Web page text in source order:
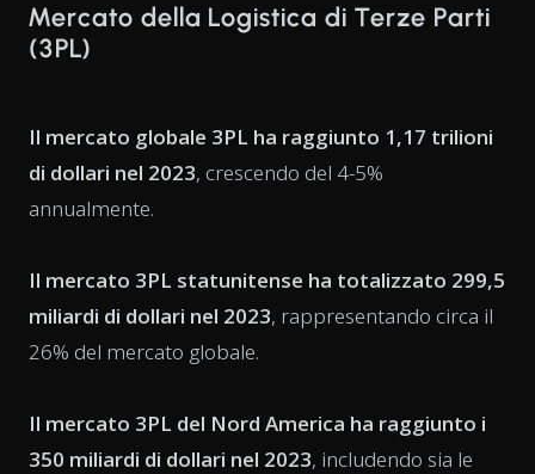
Mercato della Logistica di Terze Parti
(3PL)
Il mercato globale 3PL ha raggiunto 1,17 trilioni
di dollari nel 2023, crescendo del 4-5%
annualmente.
Il mercato 3PL statunitense ha totalizzato 299,5
miliardi di dollari nel 2023, rappresentando circa il
26% del mercato globale.
Il mercato 3PL del Nord America ha raggiunto i
350 miliardi di dollari nel 2023, includendo sia le